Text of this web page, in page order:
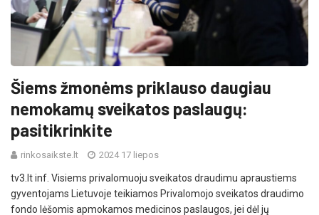
Šiems žmonėms priklauso daugiau
nemokamų sveikatos paslaugų:
pasitikrinkite
rinkosaikste.lt 2024 17 liepos
tv3.lt inf. Visiems privalomuoju sveikatos draudimu apraustiems
gyventojams Lietuvoje teikiamos Privalomojo sveikatos draudimo
fondo lėšomis apmokamos medicinos paslaugos, jei dėl jų